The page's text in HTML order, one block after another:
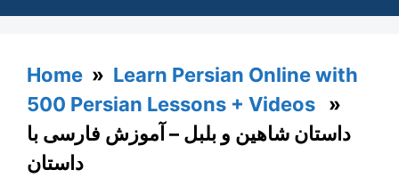
Home » Learn Persian Online with
500 Persian Lessons + Videos »
داستان شاهین و بلبل – آموزش فارسی با
داستان